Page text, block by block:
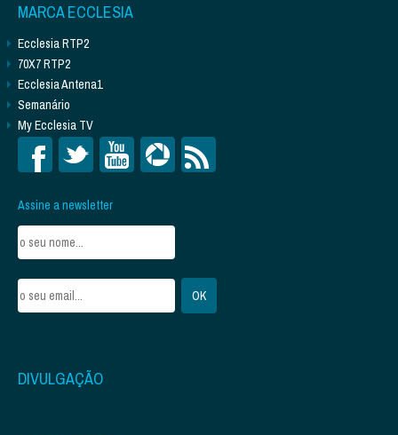
MARCA ECCLESIA
Ecclesia RTP2
70X7 RTP2
Ecclesia Antena1
Semanário
My Ecclesia TV
Assine a newsletter
DIVULGAÇÃO